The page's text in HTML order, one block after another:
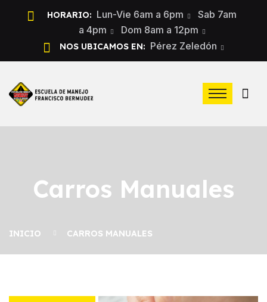
HORARIO: Lun-Vie 6am a 6pm
Sab 7am
a 4pm
Dom 8am a 12pm
NOS UBICAMOS EN: Pérez Zeledón
Carros Manuales
INICIO CARROS MANUALES